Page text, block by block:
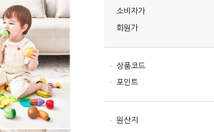
소비자가
회원가
상품코드
포인트
원산지